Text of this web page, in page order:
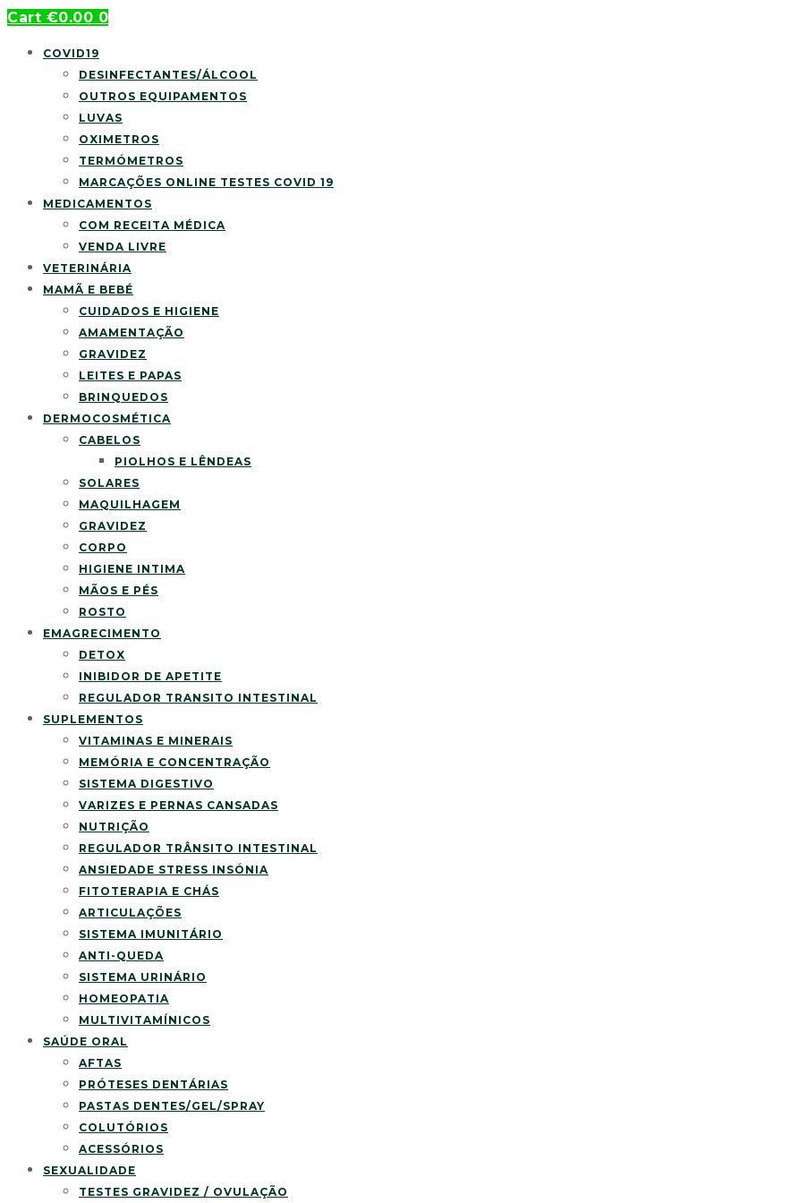
Cart €0.00 0
COVID19
DESINFECTANTES/ÁLCOOL
OUTROS EQUIPAMENTOS
LUVAS
OXIMETROS
TERMÓMETROS
MARCAÇÕES ONLINE TESTES COVID 19
MEDICAMENTOS
COM RECEITA MÉDICA
VENDA LIVRE
VETERINÁRIA
MAMÃ E BEBÉ
CUIDADOS E HIGIENE
AMAMENTAÇÃO
GRAVIDEZ
LEITES E PAPAS
BRINQUEDOS
DERMOCOSMÉTICA
CABELOS
PIOLHOS E LÊNDEAS
SOLARES
MAQUILHAGEM
GRAVIDEZ
CORPO
HIGIENE INTIMA
MÃOS E PÉS
ROSTO
EMAGRECIMENTO
DETOX
INIBIDOR DE APETITE
REGULADOR TRANSITO INTESTINAL
SUPLEMENTOS
VITAMINAS E MINERAIS
MEMÓRIA E CONCENTRAÇÃO
SISTEMA DIGESTIVO
VARIZES E PERNAS CANSADAS
NUTRIÇÃO
REGULADOR TRÂNSITO INTESTINAL
ANSIEDADE STRESS INSÓNIA
FITOTERAPIA E CHÁS
ARTICULAÇÕES
SISTEMA IMUNITÁRIO
ANTI-QUEDA
SISTEMA URINÁRIO
HOMEOPATIA
MULTIVITAMÍNICOS
SAÚDE ORAL
AFTAS
PRÓTESES DENTÁRIAS
PASTAS DENTES/GEL/SPRAY
COLUTÓRIOS
ACESSÓRIOS
SEXUALIDADE
TESTES GRAVIDEZ / OVULAÇÃO